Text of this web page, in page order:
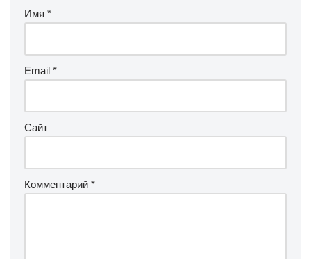
Имя *
Email *
Сайт
Комментарий *